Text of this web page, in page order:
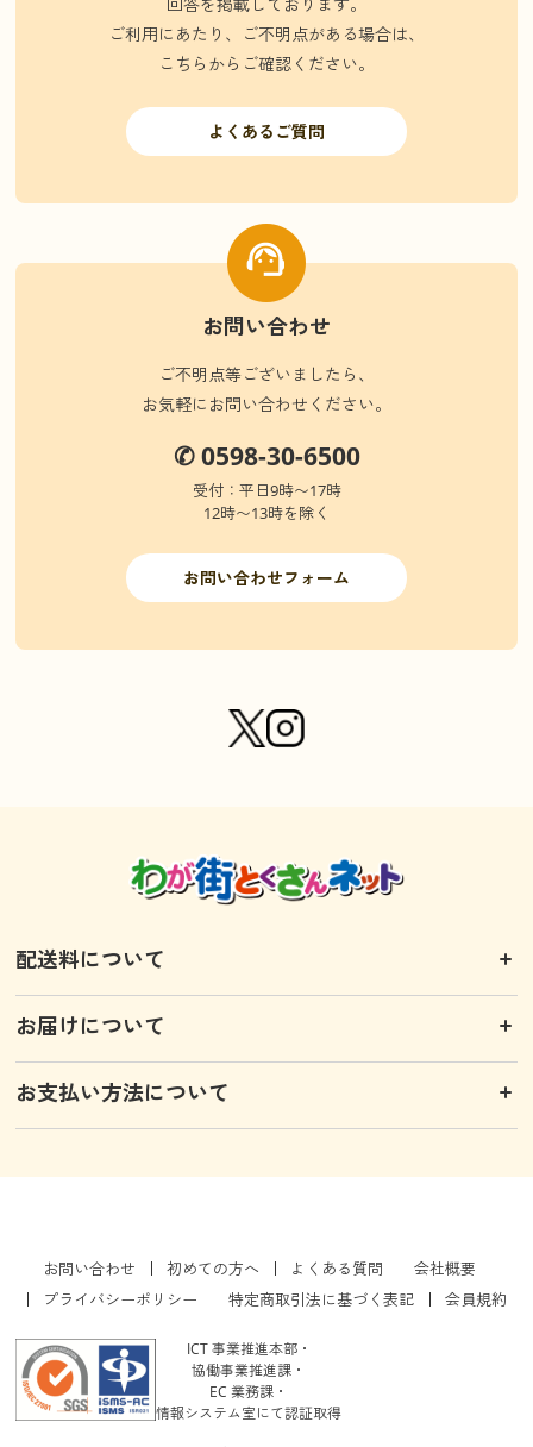
回答を掲載しております。
ご利用にあたり、ご不明点がある場合は、
こちらからご確認ください。
よくあるご質問
お問い合わせ
ご不明点等ございましたら、
お気軽にお問い合わせください。
✆ 0598-30-6500
受付：平日9時〜17時
12時〜13時を除く
お問い合わせフォーム
配送料について
お届けについて
お支払い方法について
お問い合わせ 初めての方へ よくある質問
会社概要
プライバシーポリシー
特定商取引法に基づく表記 会員規約
ICT 事業推進本部・
協働事業推進課・
EC 業務課・
情報システム室にて認証取得